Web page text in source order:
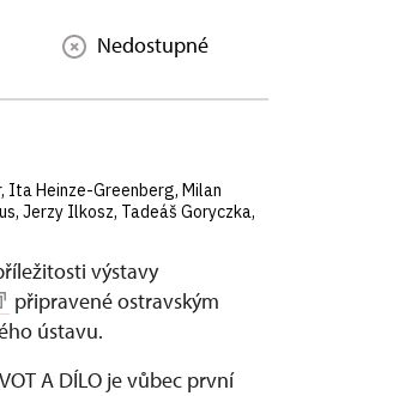
Nedostupné
Ita Heinze-Greenberg, Milan
Jerzy Ilkosz, Tadeáš Goryczka,
výstavy
připravené ostravským
ústavu.
A DÍLO je vůbec první